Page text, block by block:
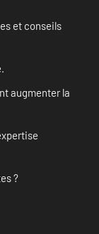
et conseils
augmenter la
?